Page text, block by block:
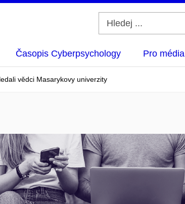
Časopis Cyberpsychology Pro média
vědci Masarykovy univerzity